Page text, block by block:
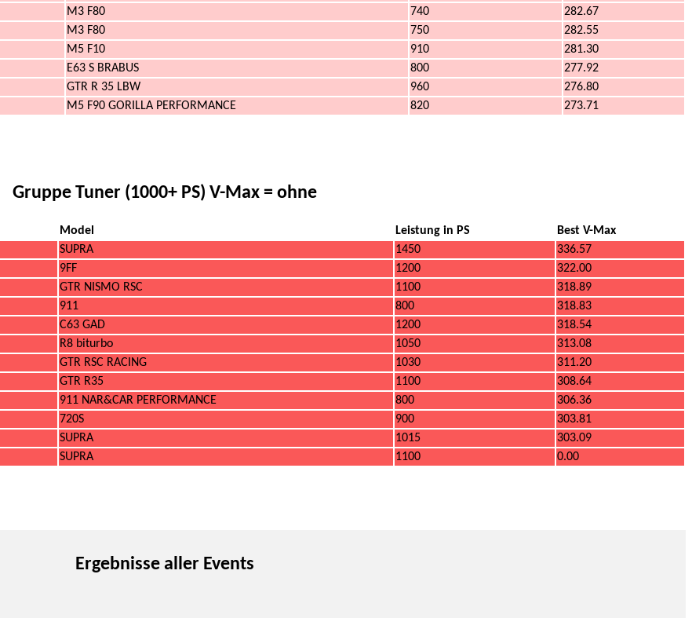
M3 F80 740
282.67
M3 F80 750
282.55
M5 F10 910
281.30
E63 S BRABUS 800
277.92
GTR R 35 LBW 960
276.80
M5 F90 GORILLA PERFORMANCE 820 273.71
Gruppe Tuner (1000+ PS) V-Max = ohne
Model Leistung in PS
Best V-Max
SUPRA 1450
336.57
9FF 1200
322.00
GTR NISMO RSC 1100
318.89
911 800
318.83
C63 GAD 1200
318.54
R8 biturbo 1050
313.08
GTR RSC RACING 1030
311.20
GTR R35 1100
308.64
911 NAR&CAR PERFORMANCE 800
306.36
720S 900
303.81
SUPRA 1015
303.09
SUPRA 1100 0.00
Ergebnisse aller Events